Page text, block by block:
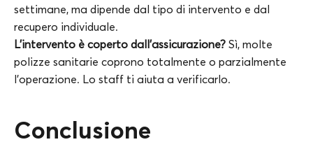
settimane, ma dipende dal tipo di intervento e dal
recupero individuale.
L’intervento è coperto dall’assicurazione? Sì, molte
polizze sanitarie coprono totalmente o parzialmente
l’operazione. Lo staff ti aiuta a verificarlo.
Conclusione